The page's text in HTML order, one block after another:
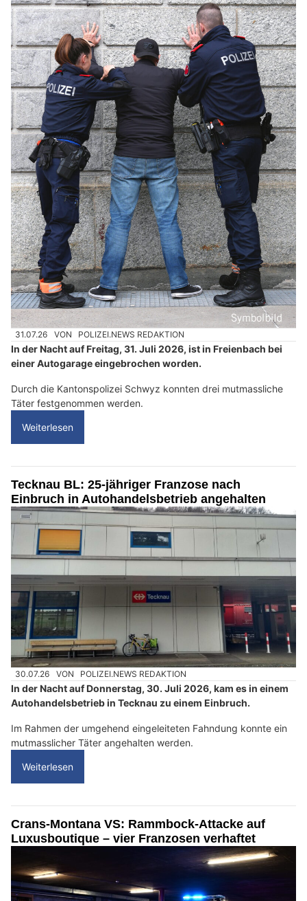
31.07.26 VON POLIZEI.NEWS REDAKTION
In der Nacht auf Freitag, 31. Juli 2026, ist in Freienbach bei
einer Autogarage eingebrochen worden.
Durch die Kantonspolizei Schwyz konnten drei mutmassliche
Täter festgenommen werden.
Weiterlesen
Tecknau BL: 25-jähriger Franzose nach
Einbruch in Autohandelsbetrieb angehalten
30.07.26 VON POLIZEI.NEWS REDAKTION
In der Nacht auf Donnerstag, 30. Juli 2026, kam es in einem
Autohandelsbetrieb in Tecknau zu einem Einbruch.
Im Rahmen der umgehend eingeleiteten Fahndung konnte ein
mutmasslicher Täter angehalten werden.
Weiterlesen
Crans-Montana VS: Rammbock-Attacke auf
Luxusboutique – vier Franzosen verhaftet